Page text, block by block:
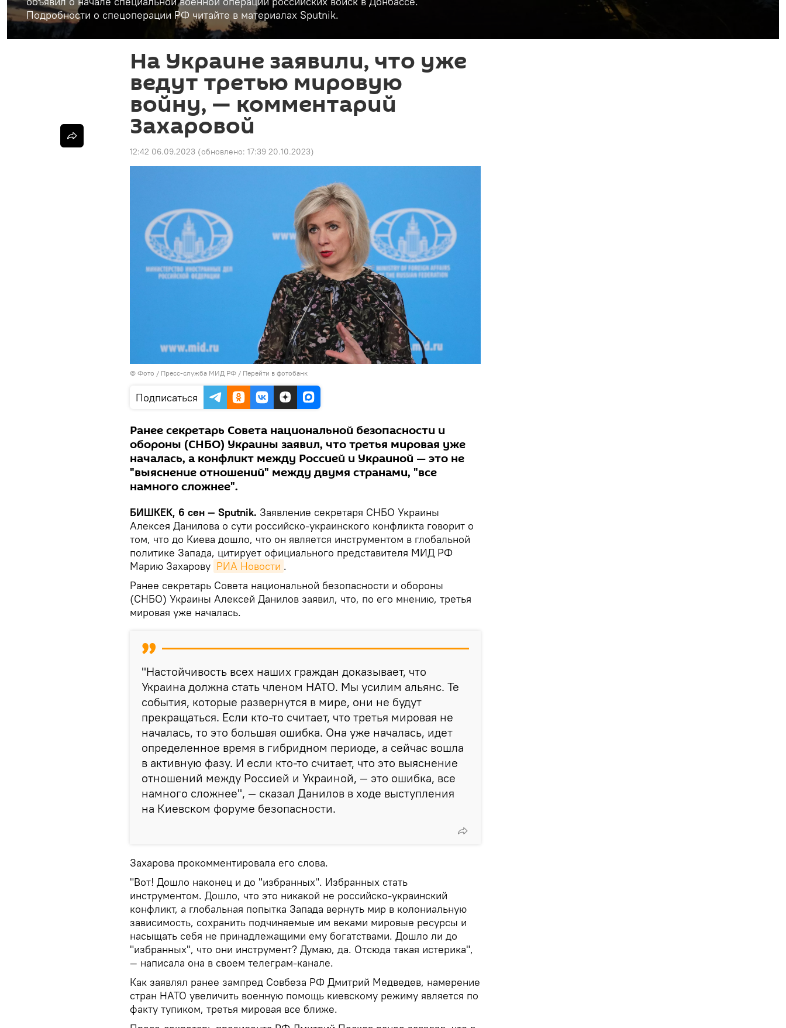
Подробности о спецоперации РФ читайте в материалах Sputnik.
На Украине заявили, что уже
ведут третью мировую
войну, — комментарий
Захаровой
12:42 06.09.2023 (обновлено: 17:39 20.10.2023)
© Фото / Пресс-служба МИД РФ / Перейти в фотобанк
Подписаться
Ранее секретарь Совета национальной безопасности и
обороны (СНБО) Украины заявил, что третья мировая уже
началась, а конфликт между Россией и Украиной — это не
"выяснение отношений" между двумя странами, "все
намного сложнее".
БИШКЕК, 6 сен — Sputnik. Заявление секретаря СНБО Украины
Алексея Данилова о сути российско-украинского конфликта говорит о
том, что до Киева дошло, что он является инструментом в глобальной
политике Запада, цитирует официального представителя МИД РФ
Марию Захарову РИА Новости .
Ранее секретарь Совета национальной безопасности и обороны
(СНБО) Украины Алексей Данилов заявил, что, по его мнению, третья
мировая уже началась.
"Настойчивость всех наших граждан доказывает, что
Украина должна стать членом НАТО. Мы усилим альянс. Те
события, которые развернутся в мире, они не будут
прекращаться. Если кто-то считает, что третья мировая не
началась, то это большая ошибка. Она уже началась, идет
определенное время в гибридном периоде, а сейчас вошла
в активную фазу. И если кто-то считает, что это выяснение
отношений между Россией и Украиной, — это ошибка, все
намного сложнее", — сказал Данилов в ходе выступления
на Киевском форуме безопасности.
Захарова прокомментировала его слова.
"Вот! Дошло наконец и до "избранных". Избранных стать
инструментом. Дошло, что это никакой не российско-украинский
конфликт, а глобальная попытка Запада вернуть мир в колониальную
зависимость, сохранить подчиняемые им веками мировые ресурсы и
насыщать себя не принадлежащими ему богатствами. Дошло ли до
"избранных", что они инструмент? Думаю, да. Отсюда такая истерика",
— написала она в своем телеграм-канале.
Как заявлял ранее зампред Совбеза РФ Дмитрий Медведев, намерение
стран НАТО увеличить военную помощь киевскому режиму является по
факту тупиком, третья мировая все ближе.